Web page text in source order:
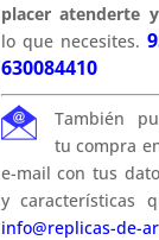
placer atenderte
lo que necesites.
630084410
También
tu compra
e-mail con tus
y características
info@replicas-de-